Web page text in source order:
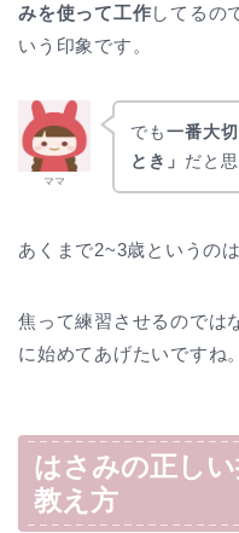
みを使って工作してるの
いう印象です。
ママ
でも一番大
とき」 だと
あくまで2~3歳というのは
焦って練習させるのでは
に始めてあげたいですね。
はさみの正し
教え方